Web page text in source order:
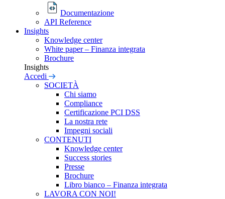
Documentazione
API Reference
Insights
Knowledge center
White paper – Finanza integrata
Brochure
Insights
Accedi
SOCIETÀ
Chi siamo
Compliance
Certificazione PCI DSS
La nostra rete
Impegni sociali
CONTENUTI
Knowledge center
Success stories
Presse
Brochure
Libro bianco – Finanza integrata
LAVORA CON NOI!